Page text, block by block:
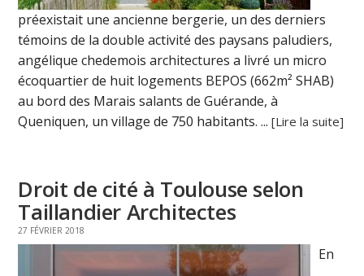
préexistait une ancienne bergerie, un des derniers
témoins de la double activité des paysans paludiers,
angélique chedemois architectures a livré un micro
écoquartier de huit logements BEPOS (662m² SHAB)
au bord des Marais salants de Guérande, à
Queniquen, un village de 750 habitants. ...[Lire la suite]
Droit de cité à Toulouse selon
Taillandier Architectes
27 FÉVRIER 2018
En